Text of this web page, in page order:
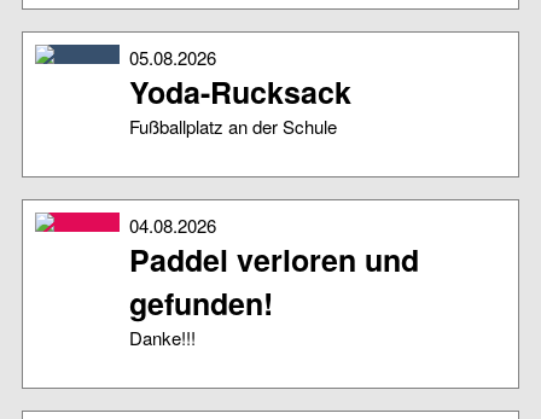
05.08.2026
Yoda-Rucksack
Fußballplatz an der Schule
04.08.2026
Paddel verloren und
gefunden!
Danke!!!